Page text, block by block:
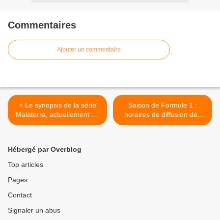
Commentaires
Ajouter un commentaire
< Le synopsis de la série
Malaterra, actuellement en
tournage en Corse.
Saison de Formule 1 :
horaires de diffusion des
essais et courses sur
Hébergé par Overblog
Top articles
Pages
Contact
Signaler un abus